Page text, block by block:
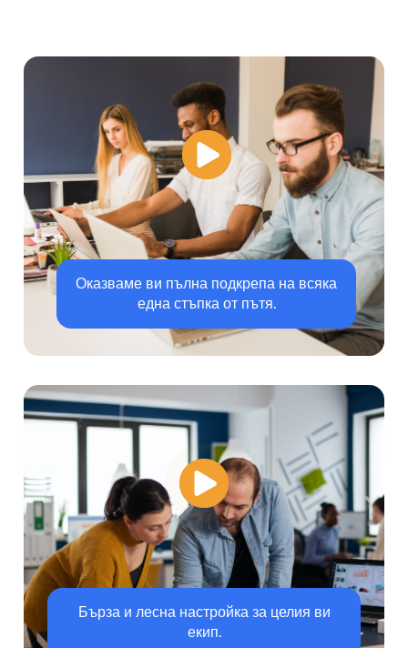
Оказваме ви пълна подкрепа на всяка
една стъпка от пътя.
Бърза и лесна настройка за целия ви
екип.